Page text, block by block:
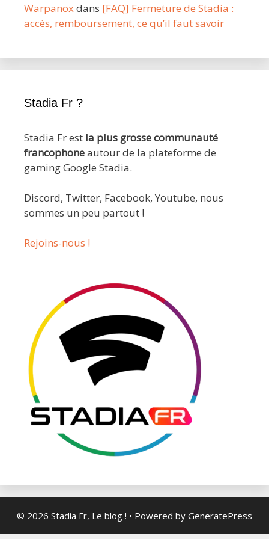
Warpanoxdans [FAQ] Fermeture de Stadia :
accès, remboursement, ce qu’il faut savoir
Stadia Fr ?
Stadia Fr est la plus grosse communauté
francophoneautour de la plateforme de
gaming Google Stadia.
Discord, Twitter, Facebook, Youtube, nous
sommes un peu partout !
Rejoins-nous !
© 2026 Stadia Fr, Le blog ! • Powered by GeneratePress